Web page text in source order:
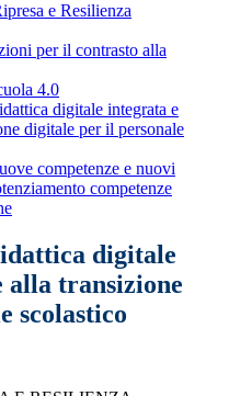
e Resilienza
per il contrasto alla
4.0
digitale integrata e
digitale per il personale
competenze e nuovi
competenze
digitale
alla transizione
scolastico